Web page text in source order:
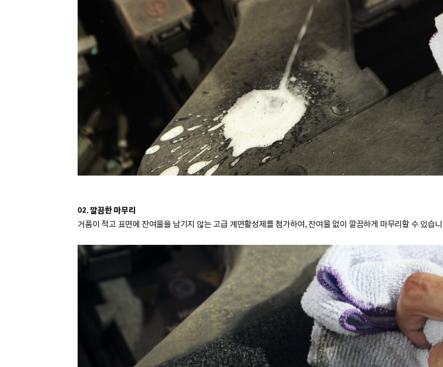
02. 깔끔한 마무리
거품이 적고 표면에 잔여물을 남기지 않는 고급 계면활성제를 첨가하여,잔여물 없이 깔끔하게 마무리할 수 있습